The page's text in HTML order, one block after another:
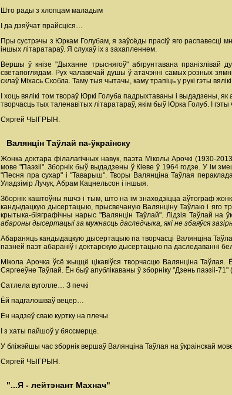
Што рады з хлопцам маладым
І да дзяўчат прайсціся…
Пры сустрэчы з Юркам Голубам, я заўсёды прасіў яго распавесці
іншых літаратараў. Я слухаў іх з захапленнем.
Вершы ў кнізе "Дыханне трыснягоў" абгрунтавана
светапоглядам. Рух чалавечай душы ў атачэнні самых розных
склаў Міхась Скобла. Таму тыя чытачы, каму трапіць у рукі гэты
І хоць вялікі том твораў Юркі Голуба падрыхтаваны і выдадзены,
творчасць тых таленавітых літаратараў, якім быў Юрка Голуб. І гэты
Сяргей ЧЫГРЫН.
Валянцін Таўлай па-ўкраінску
Жонка доктара філалагічных навук, паэта Міколы Арочкі (1930-
мове "Паэзіі". Зборнік быў выдадзены ў Кіеве ў 1964 годзе. У ім
"Песня пра сухар" і "Таварыш". Творы Валянціна Таўлая
Уладзімір Лучук, Абрам Кацнельсон і іншыя.
Зборнік каштоўны яшчэ і тым, што на ім знаходзіцца аўтограф
кандыдацкую дысертацыю, прысвечаную Валянціну Таўлаю і яго
крытыка-біяграфічны нарыс "Валянцін Таўлай". Лідзія Таўлай на
абароны дысертацыі за мужнасць даследчыка, які не збаяўся
Абараняць кандыдацкую дысертацыю па творчасці Валянціна
пазней паэт абараніў і доктарскую дысертацыю па даследаванні
Мікола Арочка ўсё жыццё цікавіўся творчасцю Валянціна
Сяргееўне Таўлай. Ён быў апублікаваны ў зборніку "Дзень паэзіі-
Сатлела вуголле… З печкі
Ёй падгалошваў вецер…
Ён надзеў сваю куртку на плечы
І з хаты пайшоў у бяссмерце.
У бліжэйшы час зборнік вершаў Валянціна Таўлая на ўкраінскай
Сяргей ЧЫГРЫН.
"...Я - лейтэнант Махнач"